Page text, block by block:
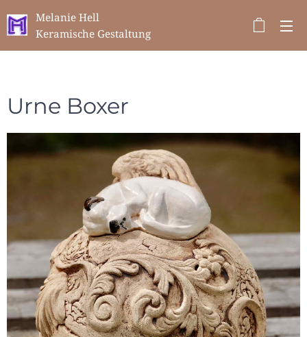
Melanie Hell
Keramische Gestaltung
Urne Boxer